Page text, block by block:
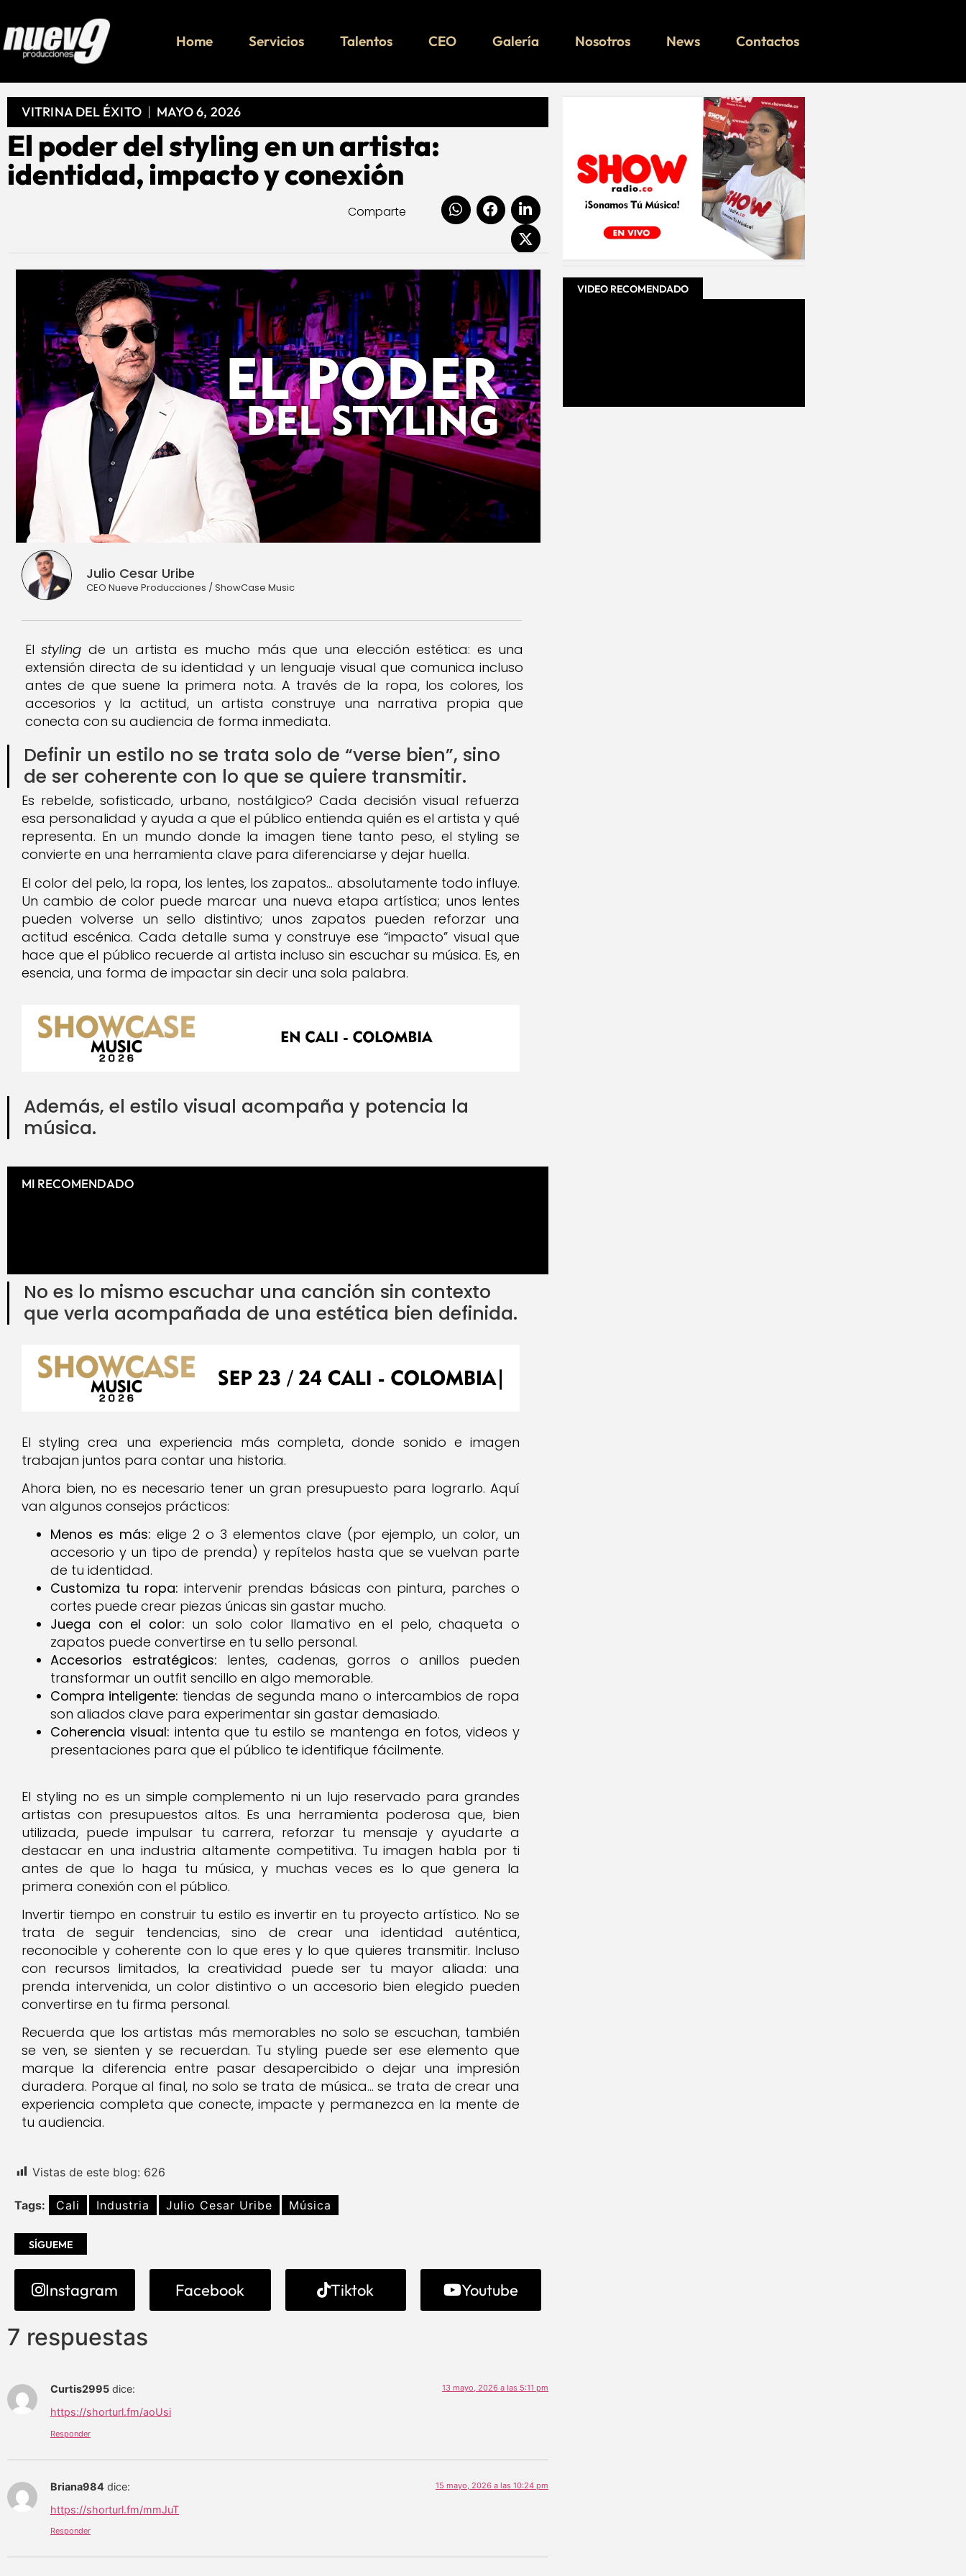
Home Servicios Talentos CEO Galería Nosotros News Contactos
VITRINA DEL ÉXITO MAYO 6, 2026
El poder del styling en un artista:
identidad, impacto y conexión
Comparte
Julio Cesar Uribe
CEO Nueve Producciones / ShowCase Music
Elstyling de un artista es mucho más que una elección estética: es una
extensión directa de su identidad y un lenguaje visual que comunica incluso
antes de que suene la primera nota. A través de la ropa, los colores, los
accesorios y la actitud, un artista construye una narrativa propia que
conecta con su audiencia de forma inmediata.
Definir un estilo no se trata solo de “verse bien”, sino
de ser coherente con lo que se quiere transmitir.
Es rebelde, sofisticado, urbano, nostálgico? Cada decisión visual refuerza
esa personalidad y ayuda a que el público entienda quién es el artista y qué
representa. En un mundo donde la imagen tiene tanto peso, el styling se
convierte en una herramienta clave para diferenciarse y dejar huella.
El color del pelo, la ropa, los lentes, los zapatos… absolutamente todo influye.
Un cambio de color puede marcar una nueva etapa artística; unos lentes
pueden volverse un sello distintivo; unos zapatos pueden reforzar una
actitud escénica. Cada detalle suma y construye ese “impacto” visual que
hace que el público recuerde al artista incluso sin escuchar su música. Es, en
esencia, una forma de impactar sin decir una sola palabra.
Además, el estilo visual acompaña y potencia la
música.
MI RECOMENDADO
No es lo mismo escuchar una canción sin contexto
que verla acompañada de una estética bien definida.
El styling crea una experiencia más completa, donde sonido e imagen
trabajan juntos para contar una historia.
Ahora bien, no es necesario tener un gran presupuesto para lograrlo. Aquí
van algunos consejos prácticos:
Menos es más: elige 2 o 3 elementos clave (por ejemplo, un color, un
accesorio y un tipo de prenda) y repítelos hasta que se vuelvan parte
de tu identidad.
Customiza tu ropa: intervenir prendas básicas con pintura, parches o
cortes puede crear piezas únicas sin gastar mucho.
Juega con el color: un solo color llamativo en el pelo, chaqueta o
zapatos puede convertirse en tu sello personal.
Accesorios estratégicos: lentes, cadenas, gorros o anillos pueden
transformar un outfit sencillo en algo memorable.
Compra inteligente: tiendas de segunda mano o intercambios de ropa
son aliados clave para experimentar sin gastar demasiado.
Coherencia visual: intenta que tu estilo se mantenga en fotos, videos y
presentaciones para que el público te identifique fácilmente.
El styling no es un simple complemento ni un lujo reservado para grandes
artistas con presupuestos altos. Es una herramienta poderosa que, bien
utilizada, puede impulsar tu carrera, reforzar tu mensaje y ayudarte a
destacar en una industria altamente competitiva. Tu imagen habla por ti
antes de que lo haga tu música, y muchas veces es lo que genera la
primera conexión con el público.
Invertir tiempo en construir tu estilo es invertir en tu proyecto artístico. No se
trata de seguir tendencias, sino de crear una identidad auténtica,
reconocible y coherente con lo que eres y lo que quieres transmitir. Incluso
con recursos limitados, la creatividad puede ser tu mayor aliada: una
prenda intervenida, un color distintivo o un accesorio bien elegido pueden
convertirse en tu firma personal.
Recuerda que los artistas más memorables no solo se escuchan, también
se ven, se sienten y se recuerdan. Tu styling puede ser ese elemento que
marque la diferencia entre pasar desapercibido o dejar una impresión
duradera. Porque al final, no solo se trata de música… se trata de crear una
experiencia completa que conecte, impacte y permanezca en la mente de
tu audiencia.
Vistas de este blog: 626
Tags: Cali Industria Julio Cesar Uribe Música
SÍGUEME
Instagram Facebook Tiktok Youtube
7 respuestas
Curtis2995 dice: 13 mayo, 2026 a las 5:11 pm
https://shorturl.fm/aoUsi
Responder
Briana984 dice: 15 mayo, 2026 a las 10:24 pm
https://shorturl.fm/mmJuT
Responder
VIDEO RECOMENDADO